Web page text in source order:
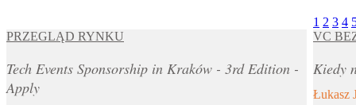
1 2 3 4
PRZEGLĄD RYNKU
Tech Events Sponsorship in Kraków - 3rd Edition -
Apply
VC
Kiedy
Łukasz